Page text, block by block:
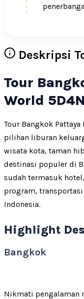
Deskripsi
Tour
World 5D4N
Tour Bangkok
pilihan liburan
wisata kota, taman
destinasi populer di
sudah termasuk
program,
Indonesia.
Highlight
Bangkok
Nikmati pengalaman